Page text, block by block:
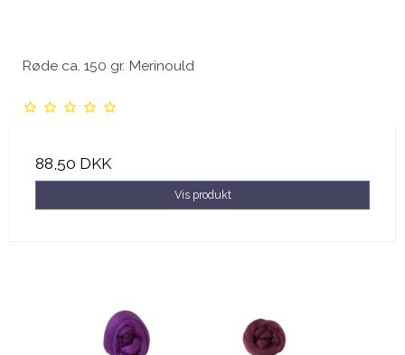
Røde ca. 150 gr. Merinould
88,50 DKK
Vis produkt